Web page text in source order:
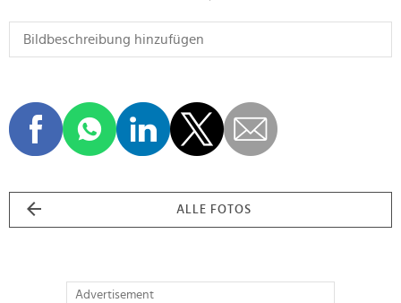
ALLE FOTOS
Advertisement